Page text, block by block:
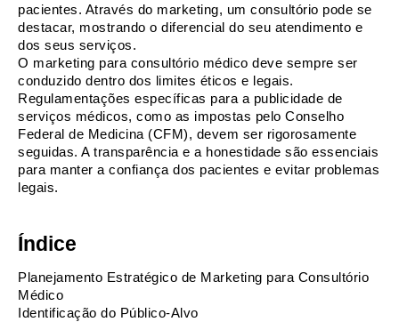
pacientes. Através do marketing, um consultório pode se
destacar, mostrando o diferencial do seu atendimento e
dos seus serviços.
O marketing para consultório médico deve sempre ser
conduzido dentro dos limites éticos e legais.
Regulamentações específicas para a publicidade de
serviços médicos, como as impostas pelo Conselho
Federal de Medicina (CFM), devem ser rigorosamente
seguidas. A transparência e a honestidade são essenciais
para manter a confiança dos pacientes e evitar problemas
legais.
Índice
Planejamento Estratégico de Marketing para Consultório
Médico
Identificação do Público-Alvo